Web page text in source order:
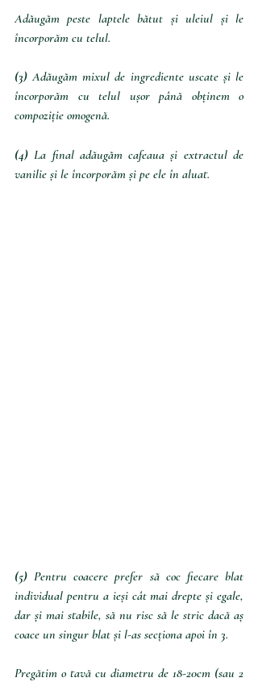
Adăugăm peste laptele bătut și uleiul și le
încorporăm cu telul.
(3) Adăugăm mixul de ingrediente uscate și le
încorporăm cu telul ușor până obținem o
compoziție omogenă.
(4) La final adăugăm cafeaua și extractul de
vanilie și le încorporăm și pe ele în aluat.
(5) Pentru coacere prefer să coc fiecare blat
individual pentru a ieși cât mai drepte și egale,
dar și mai stabile, să nu risc să le stric dacă aș
coace un singur blat și l-as secționa apoi în 3.
Pregătim o tavă cu diametru de 18-20cm (sau 2